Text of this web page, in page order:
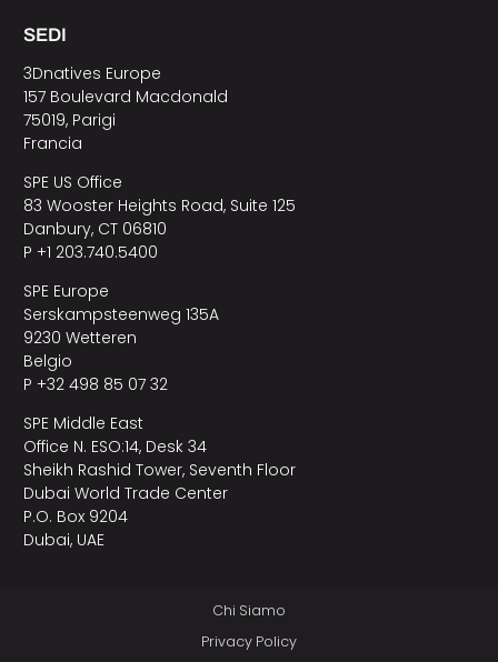
SEDI
3Dnatives Europe
157 Boulevard Macdonald
75019, Parigi
Francia
SPE US Office
83 Wooster Heights Road, Suite 125
Danbury, CT 06810
P +1 203.740.5400
SPE Europe
Serskampsteenweg 135A
9230 Wetteren
Belgio
P +32 498 85 07 32
SPE Middle East
Office N. ESO:14, Desk 34
Sheikh Rashid Tower, Seventh Floor
Dubai World Trade Center
P.O. Box 9204
Dubai, UAE
Chi Siamo
Privacy Policy